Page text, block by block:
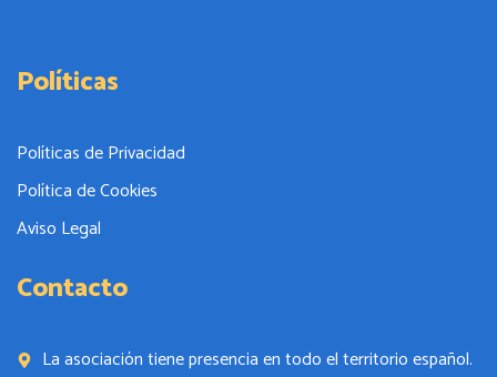
Políticas
Políticas de Privacidad
Política de Cookies
Aviso Legal
Contacto
La asociación tiene presencia en todo el territorio español.